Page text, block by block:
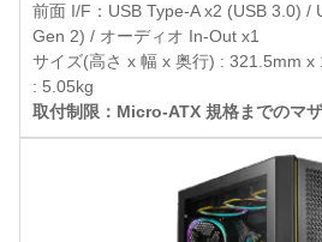
前面 I/F：USB Type-A x2 (USB 3.0) /
Gen 2) / オーディオ In-Out x1
サイズ(高さ x 幅 x 奥行) : 321.5mm
: 5.05kg
取付制限：Micro-ATX 規格までのマ